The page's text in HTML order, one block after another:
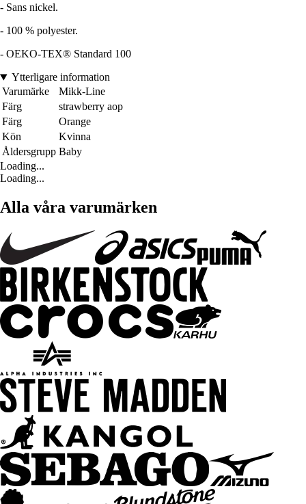
- Sans nickel.
- 100 % polyester.
- OEKO-TEX® Standard 100
Ytterligare information
Varumärke
Mikk-Line
Färg
strawberry aop
Färg
Orange
Kön
Kvinna
Åldersgrupp Baby
Loading...
Loading...
Alla våra varumärken